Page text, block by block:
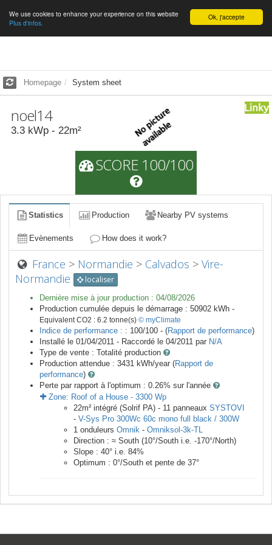
English Ok, j'accepte
We use cookies to enhance your experience on this website
Plus d'infos.
Homepage System sheet
noel14
3.3 kWp - 22m²
SCORE 100/100
Statistics Production Nearby PV systems
Evènements How does it work?
France > Normandie > Calvados >Vire-
Normandie
localiser
Dernière mise à jour production : 04/08/2026
Production cumulée depuis le démarrage : 50902 kWh -
Equivalent CO2 : 6.2 tonne(s) © myClimate
Indice de performance : : 100/100 - (Rapport de performance)
Installé le 01/04/2011 - Raccordé le 04/2011 par N/A
Type de vente : Totalité production
Production attendue : 3431 kWh/year (Rapport de
performance)
Perte par rapport à l'optimum : 0.26% sur l'année
Zone: Roof of a House - 3300 Wp
22m² intégré (Solrif PA) - 11 panneaux SYSTOVI
- V-Sys Pro 300Wc 60c mono full black / 300W
1 onduleurs Omnik - Omniksol-3k-TL
Direction : ≈ South (10°/South i.e. -170°/North)
Slope : 40° i.e. 84%
Optimum : 0°/South et pente de 37°